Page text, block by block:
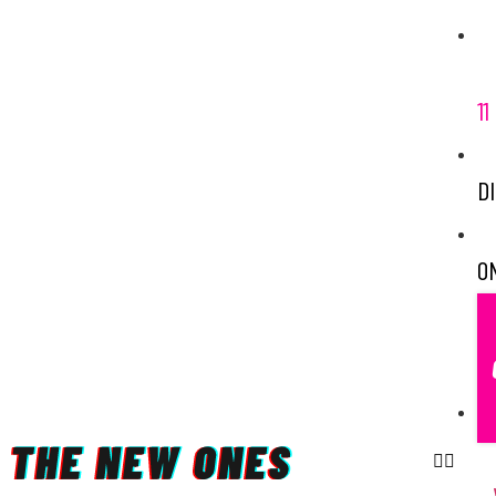
11